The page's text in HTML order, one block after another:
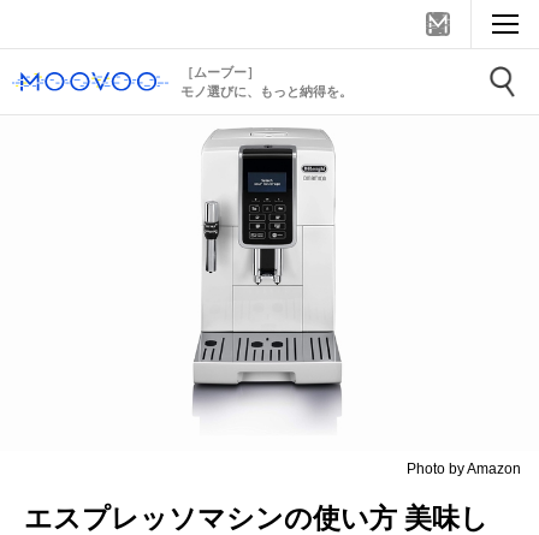
［ムーブー］
モノ選びに、もっと納得を。
Photo by Amazon
エスプレッソマシンの使い方 美味し